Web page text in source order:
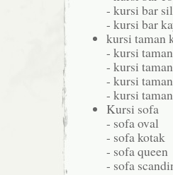
- kursi bar
- kursi bar
kursi taman
- kursi
- kursi
- kursi
- kursi
Kursi sofa
- sofa oval
- sofa kotak
- sofa queen
- sofa